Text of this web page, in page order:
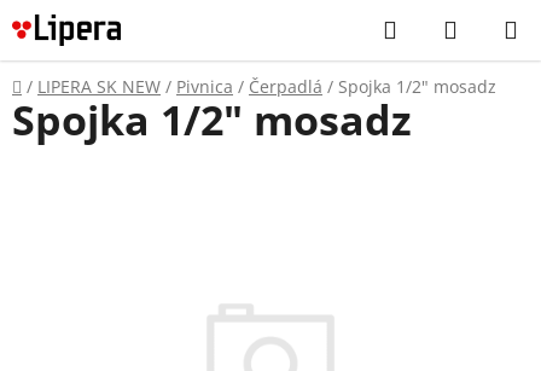
Prejsť
na
obsah
Hľadať
KOŠÍK
Domov
/ LIPERA SK NEW / Pivnica / Čerpadlá / Spojka 1/2" mosadz
Spojka 1/2" mosadz